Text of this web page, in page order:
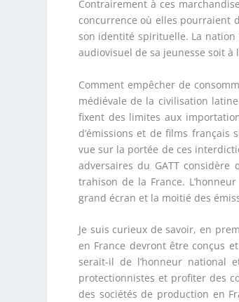
Contrairement à ces
concurrence où elles pourraient
son identité spirituelle. La
audiovisuel de sa jeunesse soit à
Comment empêcher de
médiévale de la civilisation
fixent des limites aux
d’émissions et de films
vue sur la portée de ces
adversaires du GATT
trahison de la France.
grand écran et la moitié des
Je suis curieux de savoir, en
en France devront être conçus
serait-il de l’honneur national
protectionnistes et profiter des
des sociétés de production en